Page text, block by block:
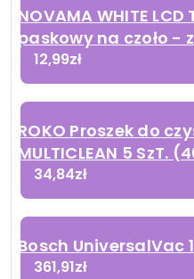
NOVAMA WHITE
paskowy na czoło -
12,99zł
ROKO Proszek do
MULTICLEAN 5 SzT.
34,84zł
Bosch UniversalVac
361,91zł